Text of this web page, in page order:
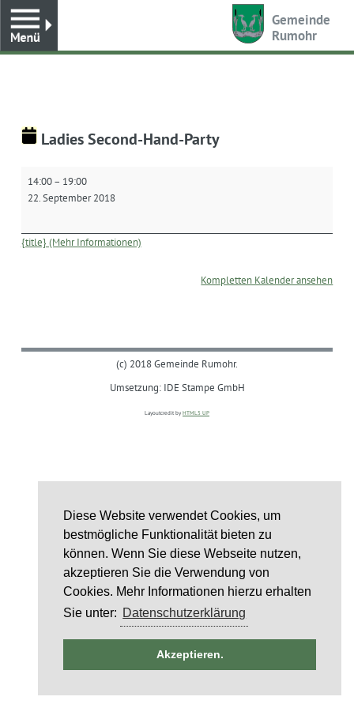
Diese Website verwendet Cookies, um
bestmögliche Funktionalität bieten zu
können. Wenn Sie diese Webseite nutzen,
akzeptieren Sie die Verwendung von
Cookies. Mehr Informationen hierzu erhalten
Sie unter: Datenschutzerklärung
Akzeptieren.
Gemeinde
Rumohr
Ladies Second-Hand-Party
14:00– 19:00
22. September 2018
{title} (Mehr Informationen)
Kompletten Kalender ansehen
(c) 2018 Gemeinde Rumohr.
Umsetzung: IDE Stampe GmbH
Layoutcredit by HTML5 UP